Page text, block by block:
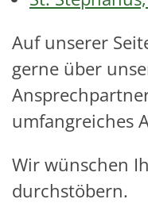
Auf unserer
gerne über
umfangreiches
Wir wünschen
durchstöbern.